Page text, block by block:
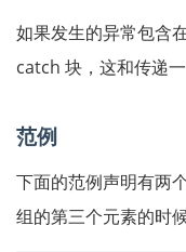
如果发生的异常包含
catch 块，这和传递
范例
下面的范例声明有两
组的第三个元素的时